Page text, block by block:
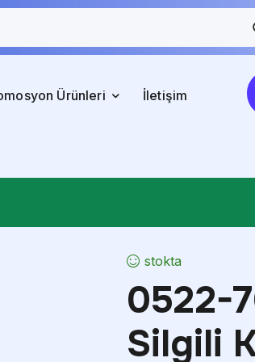
Ürünleri İletişim
stokta
0522-
Silgili